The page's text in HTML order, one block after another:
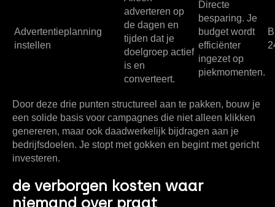
Advertentieplanning
instellen
adverteren op
de dagen en
tijden dat je
doelgroep actief
is en
converteert.
Directe
besparing. Je
budget wordt
efficiënter
ingezet op
piekmomenten.
Door deze drie punten structureel aan te pakken, bouw je
een solide basis voor campagnes die niet alleen klikken
genereren, maar ook daadwerkelijk bijdragen aan je
bedrijfsdoelen. Je stopt met gokken en begint met gericht
investeren.
de verborgen kosten waar
niemand over praat